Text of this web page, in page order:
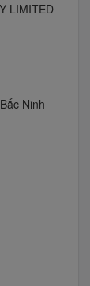
LIMITED
Ninh